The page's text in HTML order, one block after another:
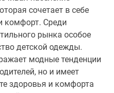
сочетает в себе
комфорт. Среди
рынка особое
детской одежды.
модные тенденции
но и имеет
здоровья и комфорта